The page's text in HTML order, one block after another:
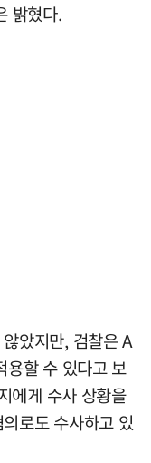
밝혔다.
았지만, 검찰은 A
용할 수 있다고 보
에게 수사 상황을
로도 수사하고 있